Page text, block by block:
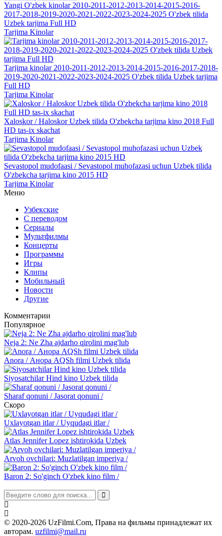
Yangi O'zbek kinolar 2010-2011-2012-2013-2014-2015-2016-
2017-2018-2019-2020-2021-2022-2023-2024-2025 O'zbek tilida
Uzbek tarjima Full HD
Tarjima Kinolar
Tarjima kinolar 2010-2011-2012-2013-2014-2015-2016-2017-2018-
2019-2020-2021-2022-2023-2024-2025 O'zbek tilida Uzbek tarjima
Full HD
Tarjima Kinolar
Xaloskor / Haloskor Uzbek tilida O'zbekcha tarjima kino 2018 Full
HD tas-ix skachat
Tarjima Kinolar
Sevastopol mudofaasi / Sevastopol muhofazasi uchun Uzbek tilida
O'zbekcha tarjima kino 2015 HD
Tarjima Kinolar
Меню
Узбекские
С переводом
Сериалы
Мультфилмы
Концерты
Программы
Игры
Клипы
Мобильный
Новости
Другие
Комментарии
Популярное
Neja 2: Ne Zha ajdarho qirolini mag'lub
Anora / Анора AQSh filmi Uzbek tilida
Siyosatchilar Hind kino Uzbek tilida
Sharaf qonuni / Jasorat qonuni /
Скоро
Uxlayotgan itlar / Uyqudagi itlar /
Atlas Jennifer Lopez ishtirokida Uzbek
Arvoh ovchilari: Muzlatilgan imperiya /
Baron 2: So'ginch O'zbek kino film /
© 2020-2026 UzFilmi.Com, Права на фильмы принадлежат их
авторам. uzfilmi@mail.ru